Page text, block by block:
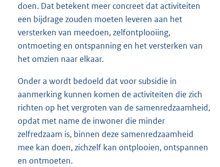
doen. Dat betekent meer concreet dat activiteiten
een bijdrage zouden moeten leveren aan het
versterken van meedoen, zelfontplooiing,
ontmoeting en ontspanning en het versterken van
het omzien naar elkaar.
Onder a wordt bedoeld dat voor subsidie in
aanmerking kunnen komen de activiteiten die zich
richten op het vergroten van de samenredzaamheid,
opdat met name de inwoner die minder
zelfredzaam is, binnen deze samenredzaamheid
mee kan doen, zichzelf kan ontplooien, ontspannen
en ontmoeten.